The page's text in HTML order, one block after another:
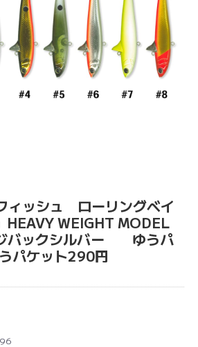
ィッシュ ローリングベイ
HEAVY WEIGHT MODEL
バックシルバー ゆうパ
パケット290円